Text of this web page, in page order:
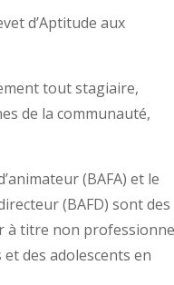
d’Aptitude aux
tout stagiaire,
de la communauté,
(BAFA) et le
(BAFD) sont des
à titre non
des adolescents en